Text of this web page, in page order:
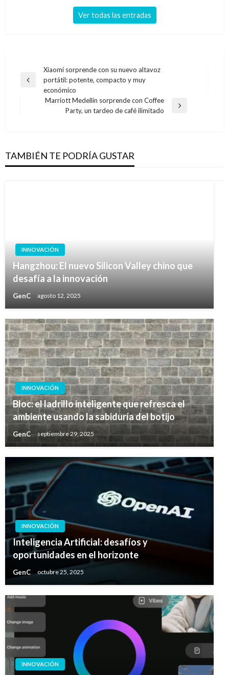
Ver todas las entradas
Navegación
de
entradas
Entrada
Xiaomi sorprende con su nuevo altavoz
portátil: potente, compacto y muy
económico
Marriott Medellín sorprende con Coffee
Party, un tardeo de café ilimitado
TAMBIÉN TE PODRÍA GUSTAR
INNOVACIÓN
Hangzhou: El nuevo Silicon Valley chino que
desafía a la innovación
GenC agosto 12, 2025
INNOVACIÓN
Bloc: el ladrillo inteligente que refresca el
ambiente usando la sabiduría del botijo
GenC septiembre 29, 2025
INNOVACIÓN
Inteligencia Artificial: desafíos y
oportunidades en el horizonte
GenC octubre 25, 2025
INNOVACIÓN